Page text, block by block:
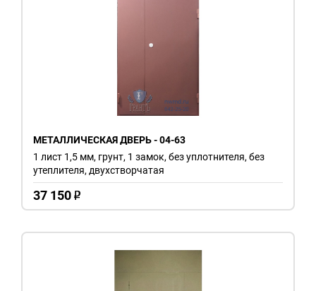
МЕТАЛЛИЧЕСКАЯ ДВЕРЬ - 04-63
37 150 o
1 лист 1,5 мм, грунт, 1 замок, без уплотнителя, без
утеплителя, двухстворчатая